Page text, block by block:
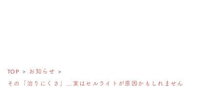
TOP
お知らせ
その「治りにくさ」…実はセルライトが原因かもしれません